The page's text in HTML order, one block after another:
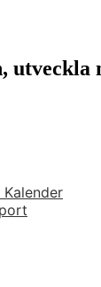
utveckla